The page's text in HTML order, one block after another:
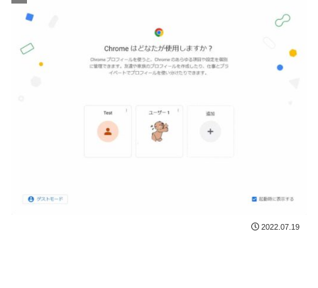
2022.07.19